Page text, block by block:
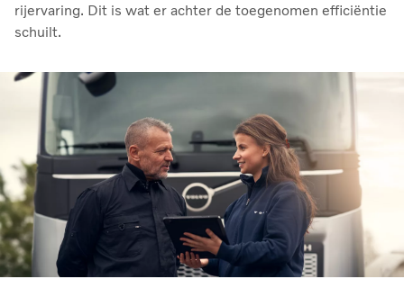
rijervaring. Dit is wat er achter de toegenomen efficiëntie
schuilt.